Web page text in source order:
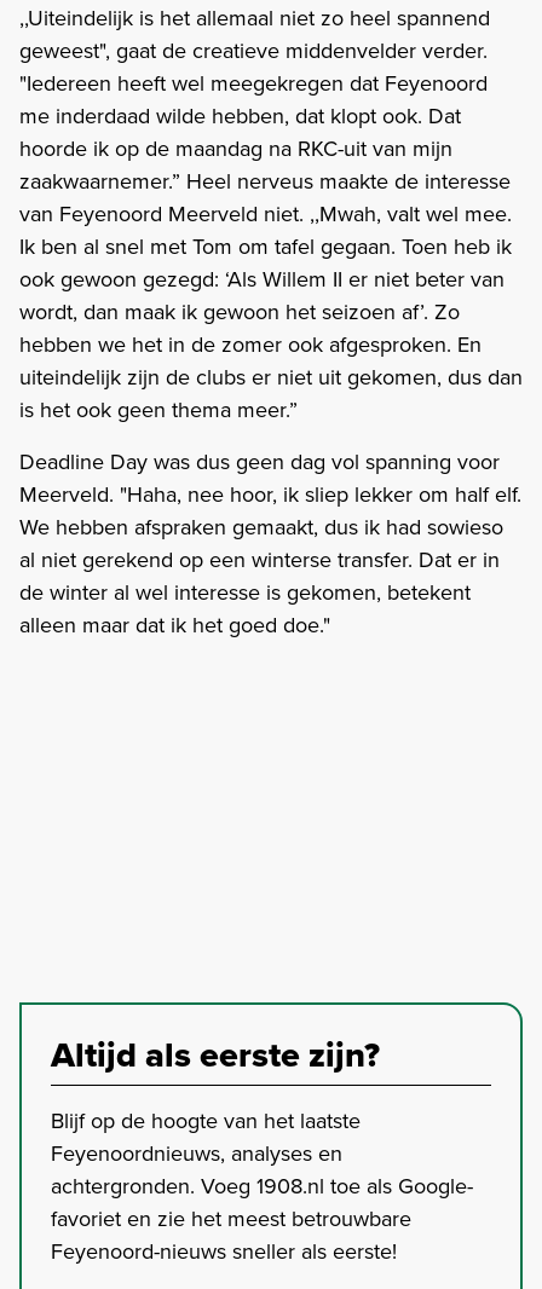
,,Uiteindelijk is het allemaal niet zo heel spannend
geweest", gaat de creatieve middenvelder verder.
"Iedereen heeft wel meegekregen dat Feyenoord
me inderdaad wilde hebben, dat klopt ook. Dat
hoorde ik op de maandag na RKC-uit van mijn
zaakwaarnemer.” Heel nerveus maakte de interesse
van Feyenoord Meerveld niet. ,,Mwah, valt wel mee.
Ik ben al snel met Tom om tafel gegaan. Toen heb ik
ook gewoon gezegd: ‘Als Willem II er niet beter van
wordt, dan maak ik gewoon het seizoen af’. Zo
hebben we het in de zomer ook afgesproken. En
uiteindelijk zijn de clubs er niet uit gekomen, dus dan
is het ook geen thema meer.”
Deadline Day was dus geen dag vol spanning voor
Meerveld. "Haha, nee hoor, ik sliep lekker om half elf.
We hebben afspraken gemaakt, dus ik had sowieso
al niet gerekend op een winterse transfer. Dat er in
de winter al wel interesse is gekomen, betekent
alleen maar dat ik het goed doe."
Altijd als eerste zijn?
Blijf op de hoogte van het laatste
Feyenoordnieuws, analyses en
achtergronden. Voeg 1908.nl toe als Google-
favoriet en zie het meest betrouwbare
Feyenoord-nieuws sneller als eerste!